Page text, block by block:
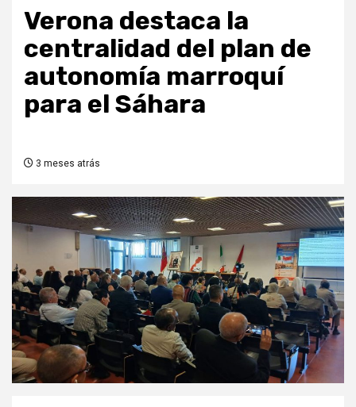
Verona destaca la
centralidad del plan de
autonomía marroquí
para el Sáhara
3 meses atrás